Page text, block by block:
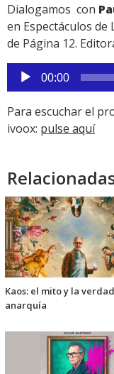
Dialogamos con
en Espectáculos de
de Página 12.
Reproductor
de
audio
00:00
Para escuchar el
ivoox: pulse aquí
Kaos: el mito y la
anarquía